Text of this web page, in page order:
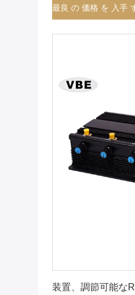
最良 の 価格 を 入手
装置、調節可能な